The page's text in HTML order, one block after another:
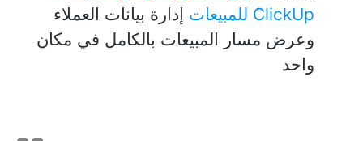
ClickUp للمبيعات
إدارة بيانات العملاء
وعرض مسار المبيعات بالكامل في مكان
واحد